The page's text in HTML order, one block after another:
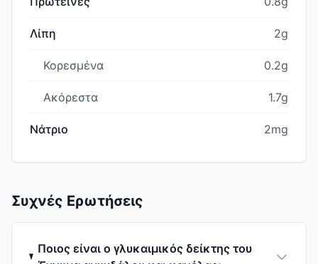
Λίπη 2g
Κορεσμένα 0.2g
Ακόρεστα 1.7g
Νάτριο 2mg
Συχνές Ερωτήσεις
Ποιος είναι ο γλυκαιμικός δείκτης του